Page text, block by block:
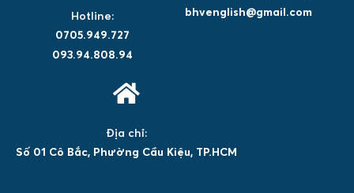
Hotline:
0705.949.727
093.94.808.94
bhvenglish@gmail.com
Địa chỉ:
Số 01 Cô Bắc, Phường Cầu Kiệu, TP.HCM